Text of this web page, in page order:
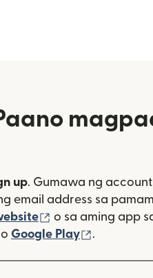
up. Gumawa ng
email address sa
(bubukas sa
o sa aming app
(bubukas sa bagong
o Google Play .